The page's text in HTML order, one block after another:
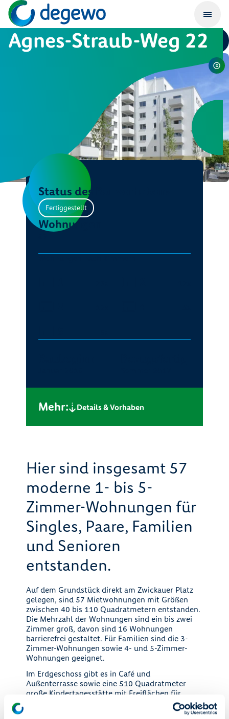
Agnes-Straub-Weg 22
Status des Bauvorhabens
Fertiggestellt
Wohnungen
Mehr: Details & Vorhaben
Hier sind insgesamt 57
moderne 1- bis 5-
Zimmer-Wohnungen für
Singles, Paare, Familien
und Senioren
entstanden.
Auf dem Grundstück direkt am Zwickauer Platz
gelegen, sind 57 Mietwohnungen mit Größen
zwischen 40 bis 110 Quadratmetern entstanden.
Die Mehrzahl der Wohnungen sind ein bis zwei
Zimmer groß, davon sind 16 Wohnungen
barrierefrei gestaltet. Für Familien sind die 3-
Zimmer-Wohnungen sowie 4- und 5-Zimmer-
Wohnungen geeignet.
Im Erdgeschoss gibt es in Café und
Außenterrasse sowie eine 510 Quadratmeter
große Kindertagesstätte mit Freiflächen für